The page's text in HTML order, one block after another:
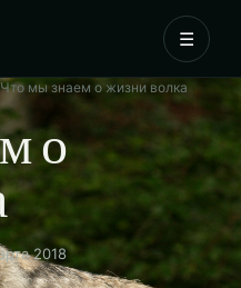
☰
Что мы знаем о жизни волка
о
2018